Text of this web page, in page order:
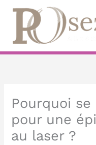
contenu
Pourquoi
pour une
au laser ?